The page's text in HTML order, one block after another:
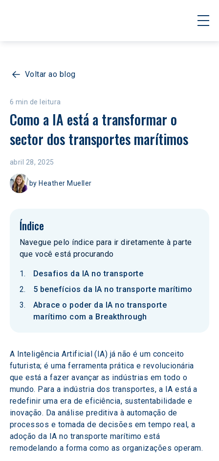
Voltar ao blog
6 min de leitura
Como a IA está a transformar o
sector dos transportes marítimos
abril 28, 2025
by Heather Mueller
Índice
Navegue pelo índice para ir diretamente à parte
que você está procurando
Desafios da IA no transporte
5 benefícios da IA no transporte marítimo
Abrace o poder da IA no transporte
marítimo com a Breakthrough
A Inteligência Artificial (IA) já não é um conceito
futurista; é uma ferramenta prática e revolucionária
que está a fazer avançar as indústrias em todo o
mundo. Para a indústria dos transportes, a IA está a
redefinir uma era de eficiência, sustentabilidade e
inovação. Da análise preditiva à automação de
processos e tomada de decisões em tempo real, a
adoção da IA no transporte marítimo está
remodelando a forma como as organizações operam.